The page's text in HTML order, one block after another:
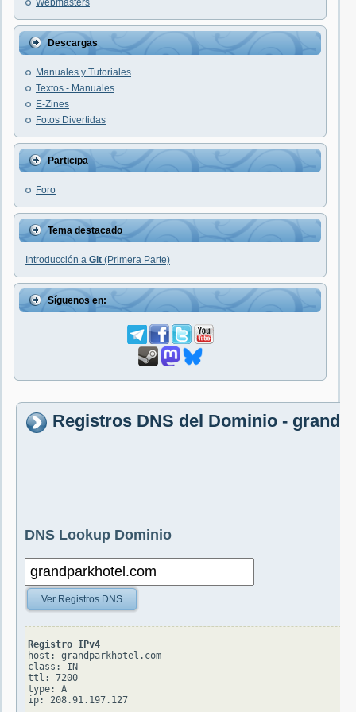
Webmasters
Descargas
Manuales y Tutoriales
Textos - Manuales
E-Zines
Fotos Divertidas
Participa
Foro
Tema destacado
Introducción a Git (Primera Parte)
Síguenos en:
Registros DNS del Dominio -
DNS Lookup Dominio
Ver Registros DNS
Registro IPv4
host: grandparkhotel.com
class: IN
ttl: 7200
type: A